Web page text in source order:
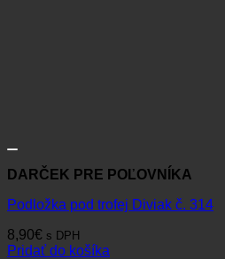
DARČEK PRE POĽOVNÍKA
Podložka pod trofej Diviak č. 314
8,90€ s DPH
Pridať do košíka